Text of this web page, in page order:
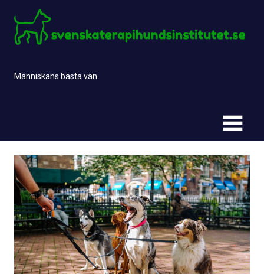
content
Människans bästa vän